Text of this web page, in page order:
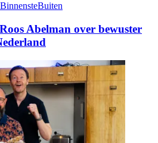
BinnensteBuiten
Abelman over bewuster